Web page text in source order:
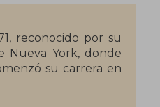
reconocido por su
Nueva York, donde
su carrera en